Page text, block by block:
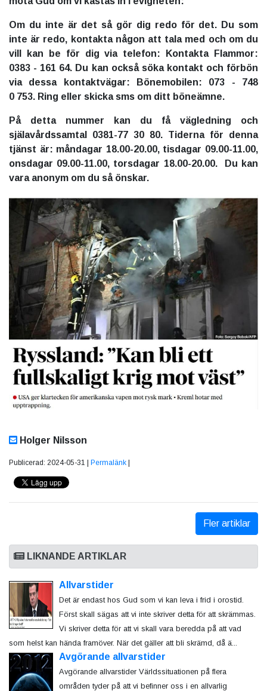
Om du inte är det så gör dig redo för det. Du som
inte är redo, kontakta någon att tala med och om du
vill kan be för dig via telefon: Kontakta Flammor:
0383 - 161 64. Du kan också söka kontakt och förbön
via dessa kontaktvägar: Bönemobilen: 073 - 748
0 753. Ring eller skicka sms om ditt böneämne.
På detta nummer kan du få vägledning och
själavårdssamtal 0381-77 30 80. Tiderna för denna
tjänst är: måndagar 18.00-20.00, tisdagar 09.00-11.00,
onsdagar 09.00-11.00, torsdagar 18.00-20.00. Du kan
vara anonym om du så önskar.
Holger Nilsson
Publicerad: 2024-05-31 | Permalänk |
Fler artiklar
LIKNANDE ARTIKLAR
Allvarstider
Det är endast hos Gud som vi kan leva i frid i orostid.
Först skall sägas att vi inte skriver detta för att skrämmas.
Vi skriver detta för att vi skall vara beredda på att vad
som helst kan hända framöver. När det gäller att bli skrämd, då ä...
Avgörande allvarstider
Avgörande allvarstider Världssituationen på flera
områden tyder på att vi befinner oss i en allvarlig